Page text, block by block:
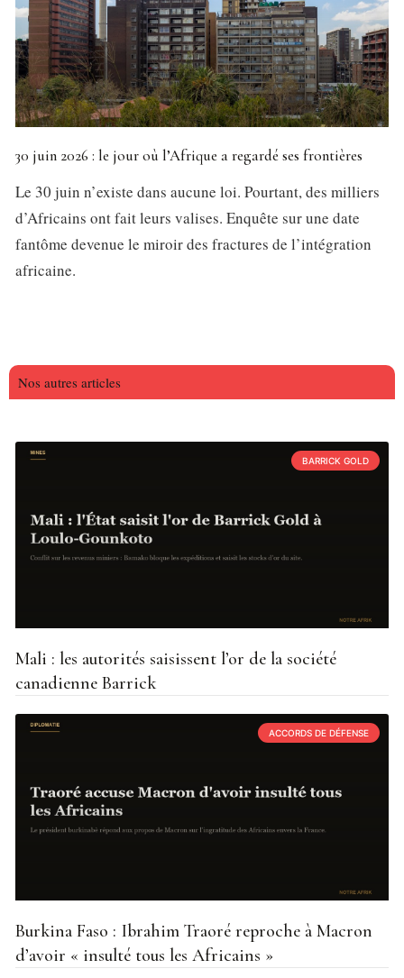
30 juin 2026 : le jour où l’Afrique a regardé ses frontières
Le 30 juin n’existe dans aucune loi. Pourtant, des milliers
d’Africains ont fait leurs valises. Enquête sur une date
fantôme devenue le miroir des fractures de l’intégration
africaine.
Nos autres articles
BARRICK GOLD
Mali : les autorités saisissent l’or de la société
canadienne Barrick
ACCORDS DE DÉFENSE
Burkina Faso : Ibrahim Traoré reproche à Macron
d’avoir « insulté tous les Africains »